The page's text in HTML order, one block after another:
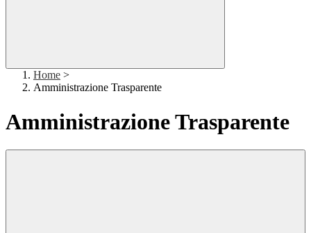
Home >
Amministrazione Trasparente
Amministrazione Trasparente